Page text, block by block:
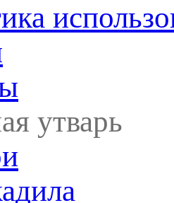
утварь